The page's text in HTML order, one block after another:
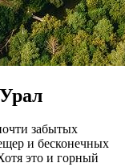
забытых
и бесконечных
это и горный